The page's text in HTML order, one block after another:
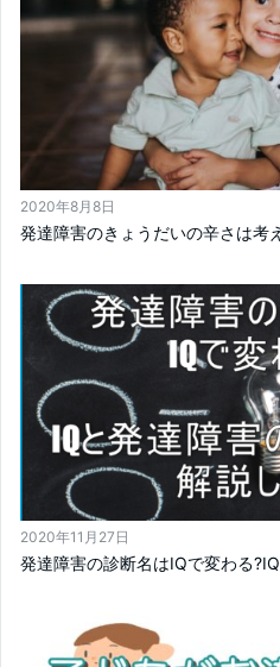
2020年8月8日
発達障害のきょうだいの辛さは考
2020年11月27日
発達障害の診断名はIQで変わる